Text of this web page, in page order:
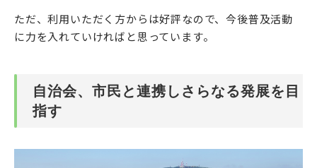
ただ、利用いただく方からは好評なので、今後普及活動
に力を入れていければと思っています。
自治会、市民と連携しさらなる発展を目
指す